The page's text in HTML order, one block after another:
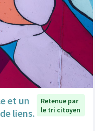
et un
liens.
Retenue par
le tri citoyen